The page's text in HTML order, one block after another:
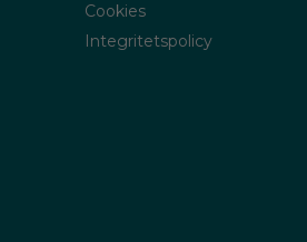
Cookies
Integritetspolicy